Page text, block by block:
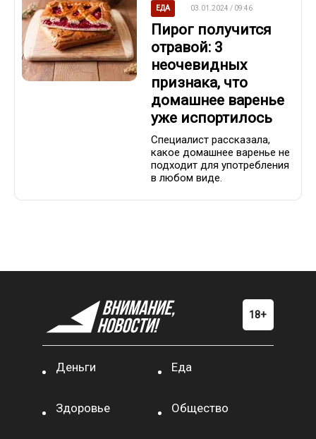
ЕДА 03.01.2024 / 09:46
Пирог получится
отравой: 3
неочевидных
признака, что
домашнее варенье
уже испортилось
Специалист рассказала,
какое домашнее варенье не
подходит для употребления
в любом виде.
Деньги Еда
Здоровье Общество